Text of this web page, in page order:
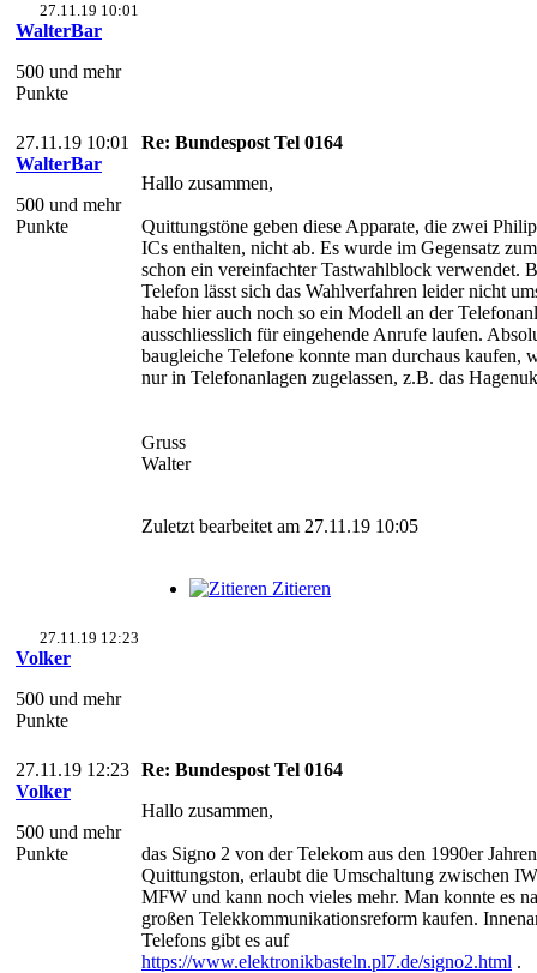
27.11.19 10:01
WalterBar
500 und mehr
Punkte
27.11.19 10:01
WalterBar
500 und mehr
Punkte
Re: Bundespost Tel 0164
Hallo zusammen,
Quittungstöne geben diese Apparate, die zwei
ICs enthalten, nicht ab. Es wurde im Gegensatz
schon ein vereinfachter Tastwahlblock verwendet.
Telefon lässt sich das Wahlverfahren leider nicht
habe hier auch noch so ein Modell an der
ausschliesslich für eingehende Anrufe laufen.
baugleiche Telefone konnte man durchaus kaufen,
nur in Telefonanlagen zugelassen, z.B. das
Gruss
Walter
Zuletzt bearbeitet am 27.11.19 10:05
Zitieren
27.11.19 12:23
Volker
500 und mehr
Punkte
27.11.19 12:23
Volker
500 und mehr
Punkte
Re: Bundespost Tel 0164
Hallo zusammen,
das Signo 2 von der Telekom aus den 1990er
Quittungston, erlaubt die Umschaltung zwischen
MFW und kann noch vieles mehr. Man konnte es
großen Telekkommunikationsreform kaufen.
Telefons gibt es auf
https://www.elektronikbasteln.pl7.de/signo2.html .